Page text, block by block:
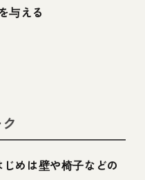
与える
めは壁や椅子などの